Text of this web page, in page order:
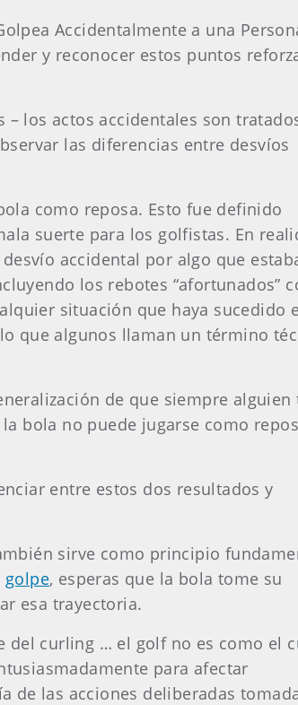
Accidentalmente a una
y reconocer estos puntos
los actos accidentales son
las diferencias entre desvíos
como reposa. Esto fue definido
suerte para los golfistas. En
accidental por algo que
los rebotes “afortunados”
situación que haya sucedido
que algunos llaman un término
de que siempre alguien
la bola no puede jugarse como
entre estos dos resultados y
sirve como principio
golpe, esperas que la bola tome su
esa trayectoria.
del curling … el golf no es como el
para afectar
de las acciones deliberadas